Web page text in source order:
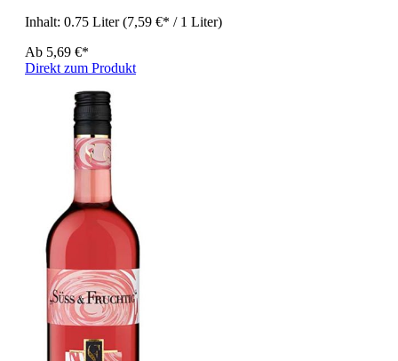
Inhalt: 0.75 Liter(7,59 €* / 1 Liter)
Ab 5,69 €*
Direkt zum Produkt